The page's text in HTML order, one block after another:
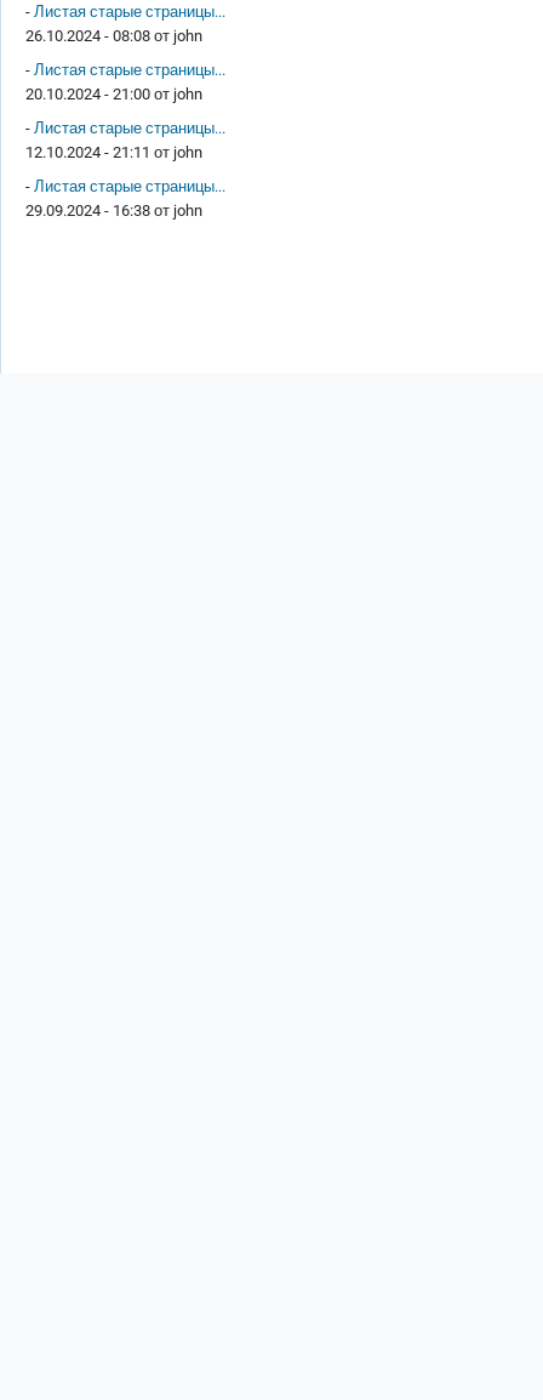
- Листая старые страницы...
26.10.2024 - 08:08 от john
- Листая старые страницы...
20.10.2024 - 21:00 от john
- Листая старые страницы...
12.10.2024 - 21:11 от john
- Листая старые страницы...
29.09.2024 - 16:38 от john